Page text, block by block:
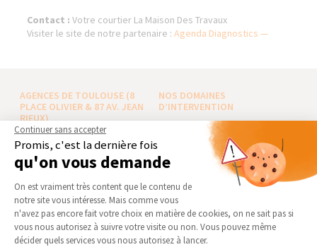
Contact :Votre courtier La Maison Des Travaux
Visiter le site de notre partenaire :Agenda Diagnostics —
AGENCES DE TOULOUSE (8
PLACE OLIVIER & 87 AV. JEAN
RIEUX)
Qui sommes-nous
Actualités
Partenaires
Trouver une agence
Devenir franchisé
NOS DOMAINES
D’INTERVENTION
RÉNOVATION INTÉRIEURE
TRAVAUX EXTÉRIEURS
NOS PARTENAIRES
La Maison des Architectes
Expert Bricolage
Continuer sans accepter
Promis, c'est la dernière fois
qu'on vous demande
Plateforme de Gestion du
On est vraiment très content que le contenu de
notre site vous intéresse. Mais comme vous
n'avez pas encore fait votre choix en matière de cookies, on ne sait pas si
vous nous autorisez à suivre votre visite ou non. Vous pouvez même
décider quels services vous nous autorisez à lancer.
Axeptio consent